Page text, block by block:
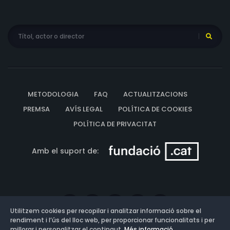
METODOLOGIA FAQ
ACTUALITZACIONS
PREMSA
AVÍS LEGAL
POLÍTICA DE COOKIES
POLÍTICA DE PRIVACITAT
Amb el suport de:
Utilitzem cookies per recopilar i analitzar informació sobre el
rendiment i l’ús del lloc web, per proporcionar funcionalitats i per